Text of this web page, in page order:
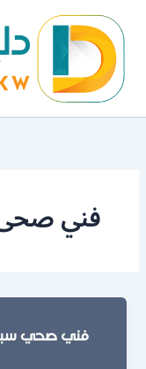
المحتوى
فني صحى